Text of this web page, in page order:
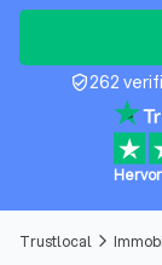
verified_user262
Trustlocal arrow_forward_ios